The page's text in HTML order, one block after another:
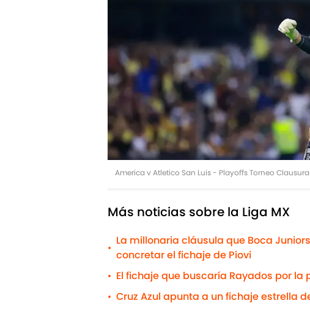
America v Atletico San Luis - Playoffs Torneo
Más noticias sobre la Liga MX
•
La millonaria cláusula que Boca
concretar el fichaje de Piovi
• El fichaje que buscaría Rayados por
• Cruz Azul apunta a un fichaje estrella